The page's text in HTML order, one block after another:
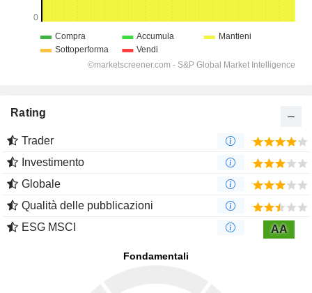
Rating
Trader
Investimento
Globale
Qualità delle pubblicazioni
ESG MSCI
AA